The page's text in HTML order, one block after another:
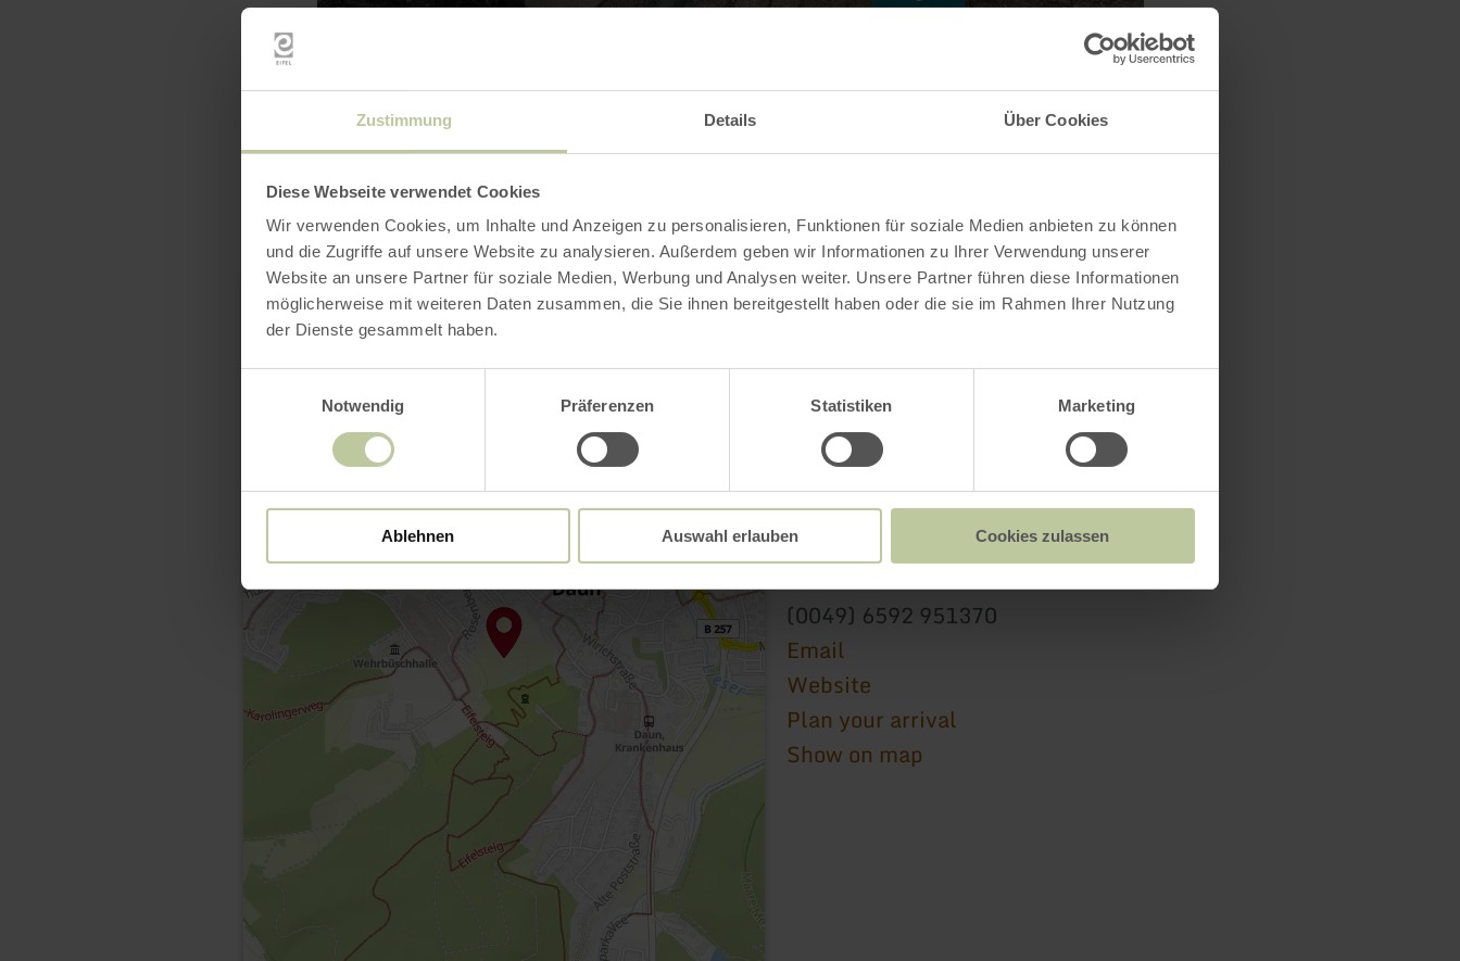
Zustimmung Details Über Cookies
Diese Webseite verwendet Cookies
Wir verwenden Cookies, um Inhalte und Anzeigen zu personalisieren, Funktionen für soziale Medien anbieten zu können
und die Zugriffe auf unsere Website zu analysieren. Außerdem geben wir Informationen zu Ihrer Verwendung unserer
Website an unsere Partner für soziale Medien, Werbung und Analysen weiter. Unsere Partner führen diese Informationen
möglicherweise mit weiteren Daten zusammen, die Sie ihnen bereitgestellt haben oder die sie im Rahmen Ihrer Nutzung
der Dienste gesammelt haben.
Notwendig
Präferenzen Statistiken Marketing
Ablehnen Auswahl erlauben Cookies zulassen
Contact
innogy E-Bike Ladesäule
Wirichplatz 18A
54550 Daun
(0049) 6592 951370
Email
Website
Plan your arrival
Show on map